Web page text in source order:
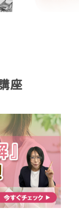
座